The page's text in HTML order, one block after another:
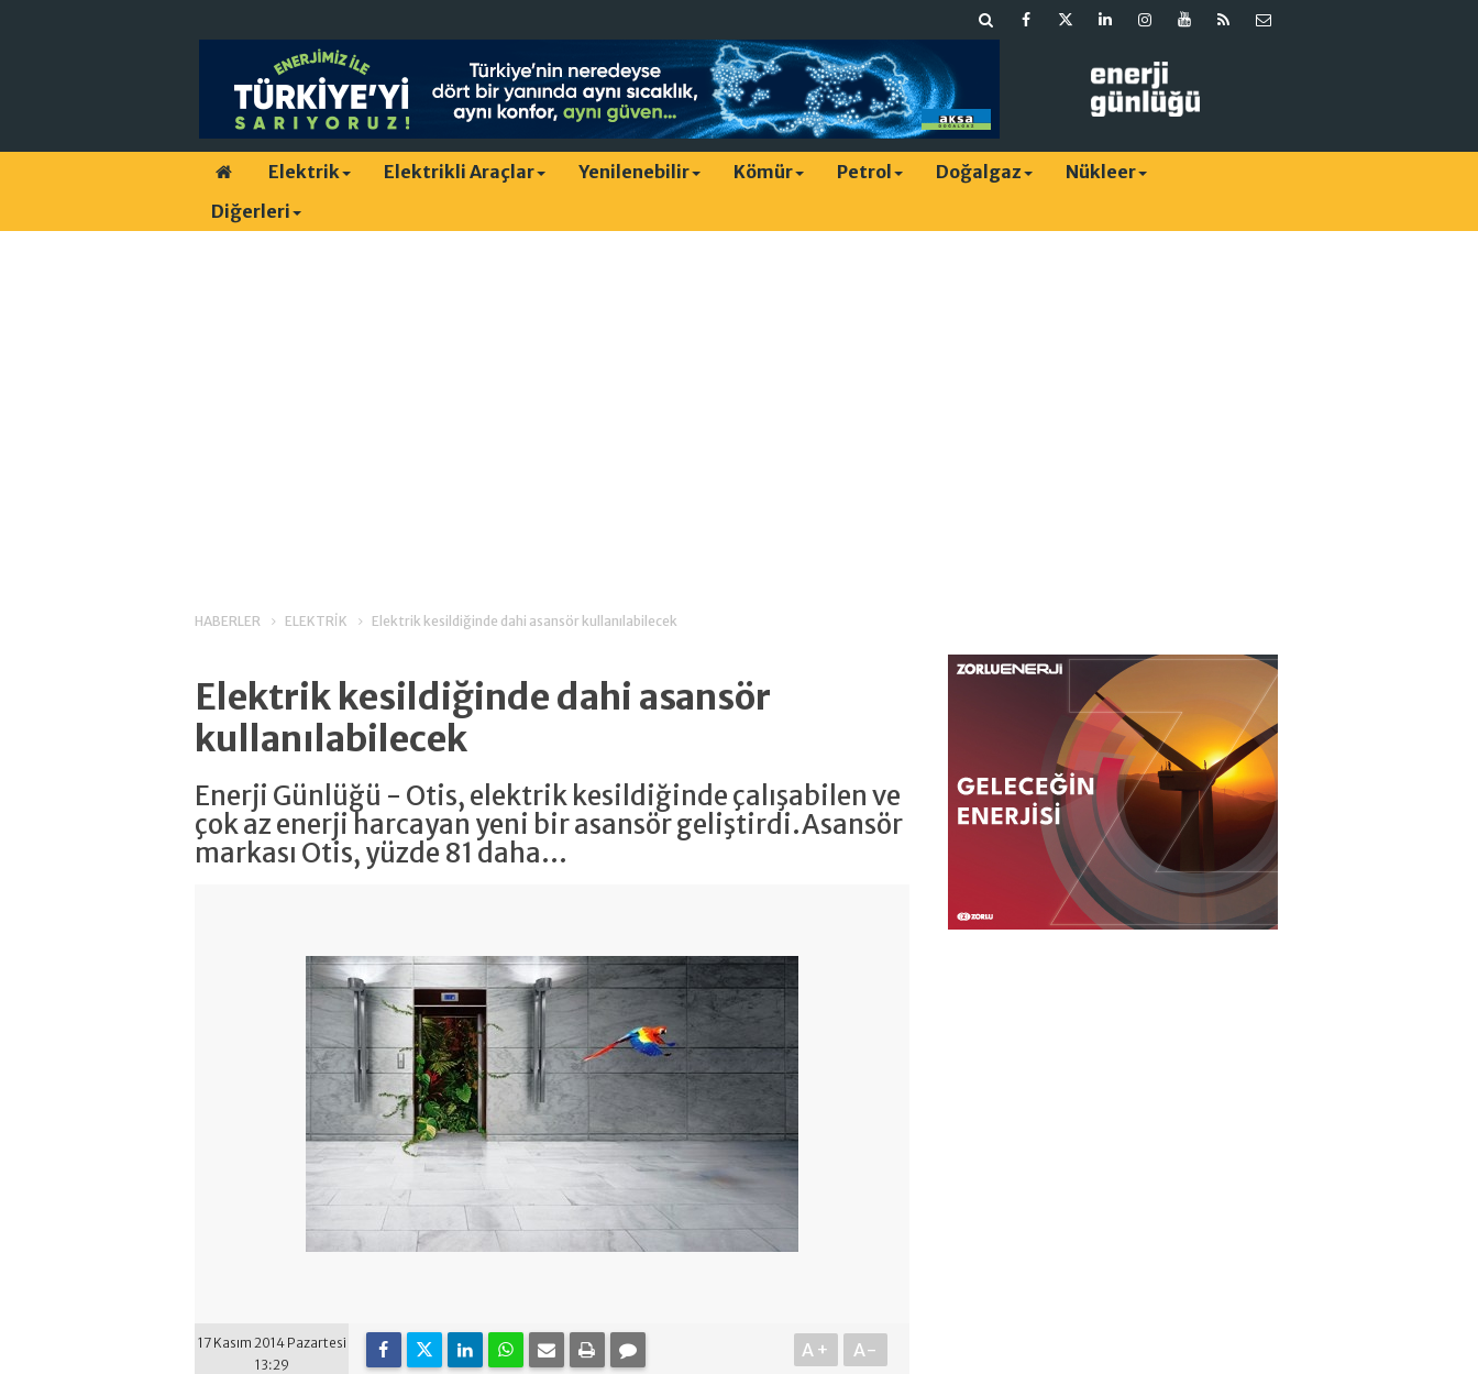
Elektrik Elektrikli Araçlar Yenilenebilir Kömür Petrol Doğalgaz
Nükleer
Diğerleri
HABERLER ELEKTRİK Elektrik kesildiğinde dahi asansör kullanılabilecek
Elektrik kesildiğinde dahi asansör
kullanılabilecek
Enerji Günlüğü - Otis, elektrik kesildiğinde çalışabilen ve
çok az enerji harcayan yeni bir asansör geliştirdi.Asansör
markası Otis, yüzde 81 daha...
17 Kasım 2014 Pazartesi
13:29
A+ A-